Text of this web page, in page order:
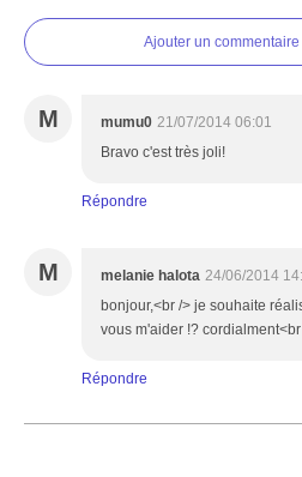
Ajouter un commentaire
M mumu0 21/07/2014 06:01
Bravo c'est très joli!
Répondre
M melanie halota 24/06/2014
bonjour,<br /> je souhaite
vous m'aider !?
Répondre